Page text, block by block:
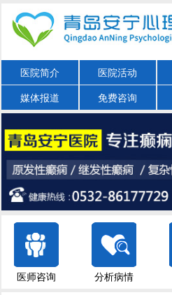
医院简介 医院活动
媒体报道 免费咨询
医师咨询 分析病情